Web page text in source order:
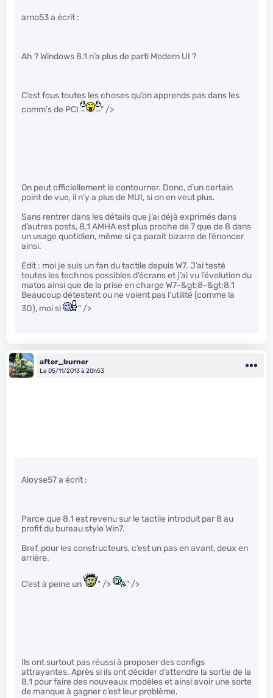
arno53 a écrit :
Ah ? Windows 8.1 n’a plus de parti Modern UI ?
C’est fous toutes les choses qu’on apprends pas dans les
comm’s de PCI
" />
On peut officiellement le contourner. Donc, d’un certain
point de vue, il n’y a plus de MUI, si on en veut plus.
Sans rentrer dans les détails que j’ai déjà exprimés dans
d’autres posts, 8.1 AMHA est plus proche de 7 que de 8 dans
un usage quotidien, même si ça parait bizarre de l’énoncer
ainsi.
Edit : moi je suis un fan du tactile depuis W7. J’ai testé
toutes les technos possibles d’écrans et j’ai vu l’évolution du
matos ainsi que de la prise en charge W7-&gt;8-&gt;8.1
Beaucoup détestent ou ne voient pas l’utilité (comme la
3D), moi si
" />
after_burner
Le 05/11/2013 à 20h53
Aloyse57 a écrit :
Parce que 8.1 est revenu sur le tactile introduit par 8 au
profit du bureau style Win7.
Bref, pour les constructeurs, c’est un pas en avant, deux en
arrière.
C’est à peine un " /> " />
Ils ont surtout pas réussi à proposer des configs
attrayantes. Après si ils ont décider d’attendre la sortie de la
8.1 pour faire des nouveaux modèles et ainsi avoir une sorte
de manque à gagner c’est leur problème.